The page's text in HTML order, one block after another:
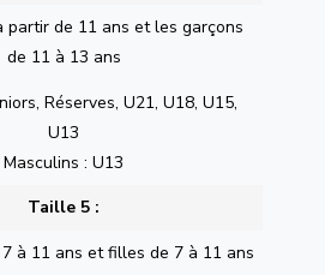
partir de 11 ans et les garçons
de 11 à 13 ans
Réserves, U21, U18, U15,
U13
Masculins : U13
Taille 5 :
à 11 ans et filles de 7 à 11 ans